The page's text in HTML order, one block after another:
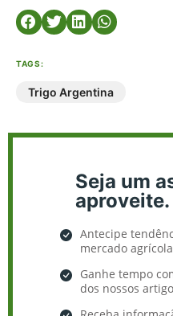
TAGS:
Trigo Argentina
Seja um
aproveite.
Antecipe
mercado
Ganhe tempo
dos nossos